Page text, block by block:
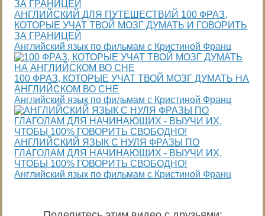
АНГЛИЙСКИЙ ДЛЯ ПУТЕШЕСТВИЙ 100 ФРАЗ,
КОТОРЫЕ УЧАТ ТВОЙ МОЗГ ДУМАТЬ И ГОВОРИТЬ
ЗА ГРАНИЦЕЙ
Английский язык по фильмам с Кристиной Франц
100 ФРАЗ, КОТОРЫЕ УЧАТ ТВОЙ МОЗГ ДУМАТЬ НА
АНГЛИЙСКОМ ВО СНЕ
Английский язык по фильмам с Кристиной Франц
АНГЛИЙСКИЙ ЯЗЫК С НУЛЯ ФРАЗЫ ПО
ГЛАГОЛАМ ДЛЯ НАЧИНАЮЩИХ - ВЫУЧИ ИХ,
ЧТОБЫ 100% ГОВОРИТЬ СВОБОДНО!
Английский язык по фильмам с Кристиной Франц